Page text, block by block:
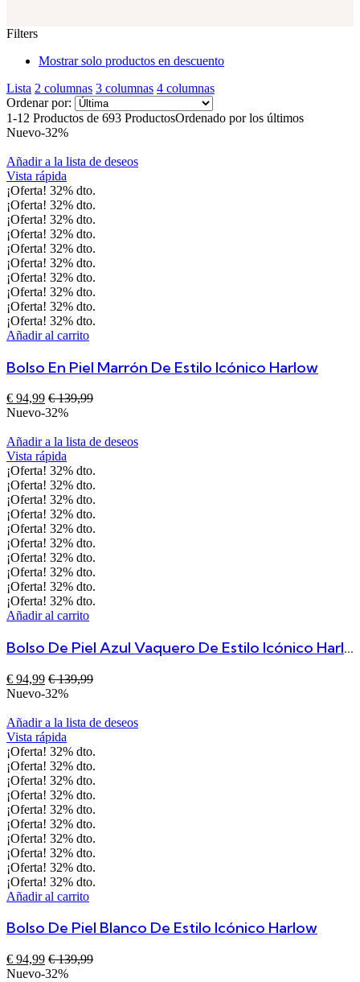
Filters
Mostrar solo productos en descuento
Lista 2 columnas 3 columnas 4 columnas
Ordenar por:
1-12 Productos de 693 ProductosOrdenado por los últimos
Nuevo-32%
Añadir a la lista de deseos
Vista rápida
¡Oferta! 32% dto.
¡Oferta! 32% dto.
¡Oferta! 32% dto.
¡Oferta! 32% dto.
¡Oferta! 32% dto.
¡Oferta! 32% dto.
¡Oferta! 32% dto.
¡Oferta! 32% dto.
¡Oferta! 32% dto.
¡Oferta! 32% dto.
Añadir al carrito
Bolso En Piel Marrón De Estilo Icónico Harlow
€ 94,99 €139,99
Nuevo-32%
Añadir a la lista de deseos
Vista rápida
¡Oferta! 32% dto.
¡Oferta! 32% dto.
¡Oferta! 32% dto.
¡Oferta! 32% dto.
¡Oferta! 32% dto.
¡Oferta! 32% dto.
¡Oferta! 32% dto.
¡Oferta! 32% dto.
¡Oferta! 32% dto.
¡Oferta! 32% dto.
Añadir al carrito
Bolso De Piel Azul Vaquero De Estilo Icónico Harlow
€ 94,99 €139,99
Nuevo-32%
Añadir a la lista de deseos
Vista rápida
¡Oferta! 32% dto.
¡Oferta! 32% dto.
¡Oferta! 32% dto.
¡Oferta! 32% dto.
¡Oferta! 32% dto.
¡Oferta! 32% dto.
¡Oferta! 32% dto.
¡Oferta! 32% dto.
¡Oferta! 32% dto.
¡Oferta! 32% dto.
Añadir al carrito
Bolso De Piel Blanco De Estilo Icónico Harlow
€ 94,99 €139,99
Nuevo-32%